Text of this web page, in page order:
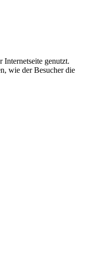
genutzt.
wie der Besucher die